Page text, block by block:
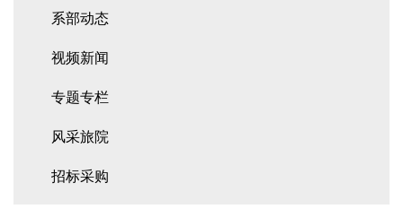
系部动态
视频新闻
专题专栏
风采旅院
招标采购